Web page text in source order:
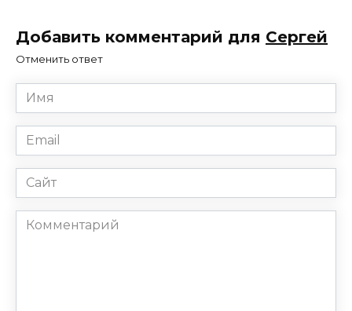
Добавить комментарий для Сергей
Отменить ответ
Имя
*
Email
*
Сайт
Комментарий